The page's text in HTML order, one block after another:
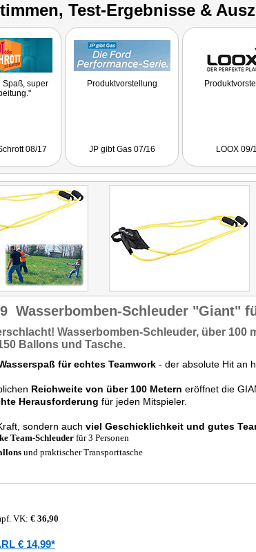
Test-Ergebnisse &
Spaß, super
08/17
Produktvorstellung
JP gibt Gas 07/16 LOOX 09/
Wasserbomben-Schleuder "Giant"
Wasserbomben-Schleuder, über 100
Ballons und Tasche.
für echtes Teamwork - der absolute Hit an
Reichweite von über 100 Metern eröffnet die
Herausforderung für jeden Mitspieler.
sondern auch viel Geschicklichkeit und gutes
Team-Schleuder für 3 Personen
und praktischer Transporttasche
VK: € 36,90
€ 14,99*